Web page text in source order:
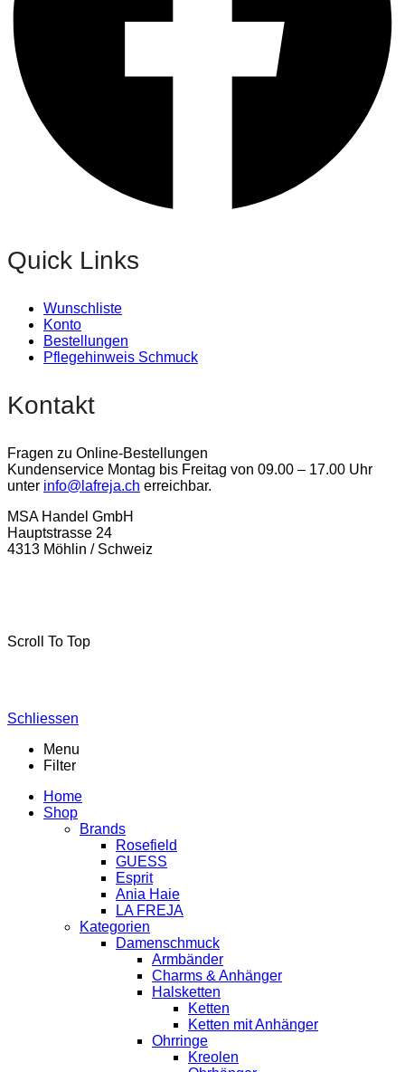
Quick Links
Wunschliste
Konto
Bestellungen
Pflegehinweis Schmuck
Kontakt
Fragen zu Online-Bestellungen
Kundenservice Montag bis Freitag von 09.00 – 17.00 Uhr
unter info@lafreja.ch erreichbar.
MSA Handel GmbH
Hauptstrasse 24
4313 Möhlin / Schweiz
Scroll To Top
Schliessen
Menu
Filter
Home
Shop
Brands
Rosefield
GUESS
Esprit
Ania Haie
LA FREJA
Kategorien
Damenschmuck
Armbänder
Charms & Anhänger
Halsketten
Ketten
Ketten mit Anhänger
Ohrringe
Kreolen